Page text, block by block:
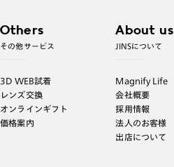
Others
その他サービス
3D WEB試着
レンズ交換
オンラインギフト
価格案内
About us
JINSについて
Magnify Life
会社概要
採用情報
法人のお客様
出店について